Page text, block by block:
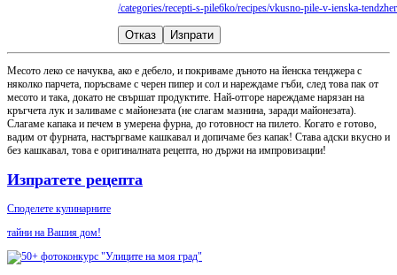
/categories/recepti-s-pile6ko/recipes/vkusno-pile-v-ienska-
Отказ Изпрати
Месото леко се начуква, ако е дебело, и покриваме дъното на йенска тенджера с
няколко парчета, поръсваме с черен пипер и сол и нареждаме гъби, след това пак от
месото и така, докато не свършат продуктите. Най-отгоре нареждаме нарязан на
кръгчета лук и заливаме с майонезата (не слагам мазнина, заради майонезата).
Слагаме капака и печем в умерена фурна, до готовност на пилето. Когато е готово,
вадим от фурната, настъргваме кашкавал и допичаме без капак! Става адски вкусно и
без кашкавал, това е оригиналната рецепта, но държи на импровизации!
Изпратете рецепта
Споделете кулинарните
тайни на Вашия дом!